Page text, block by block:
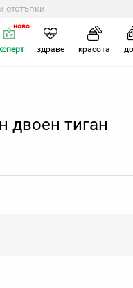
ново
здраве красота
двоен тиган